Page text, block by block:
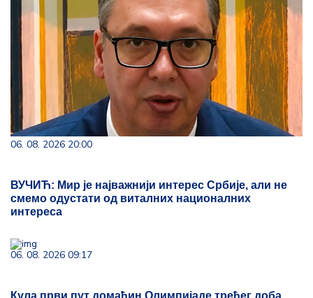
06. 08. 2026 20:00
ВУЧИЋ: Мир је најважнији интерес Србије, али не
смемо одустати од виталних националних
интереса
06. 08. 2026 09:17
Кула први пут домаћин Олимпијаде трећег доба